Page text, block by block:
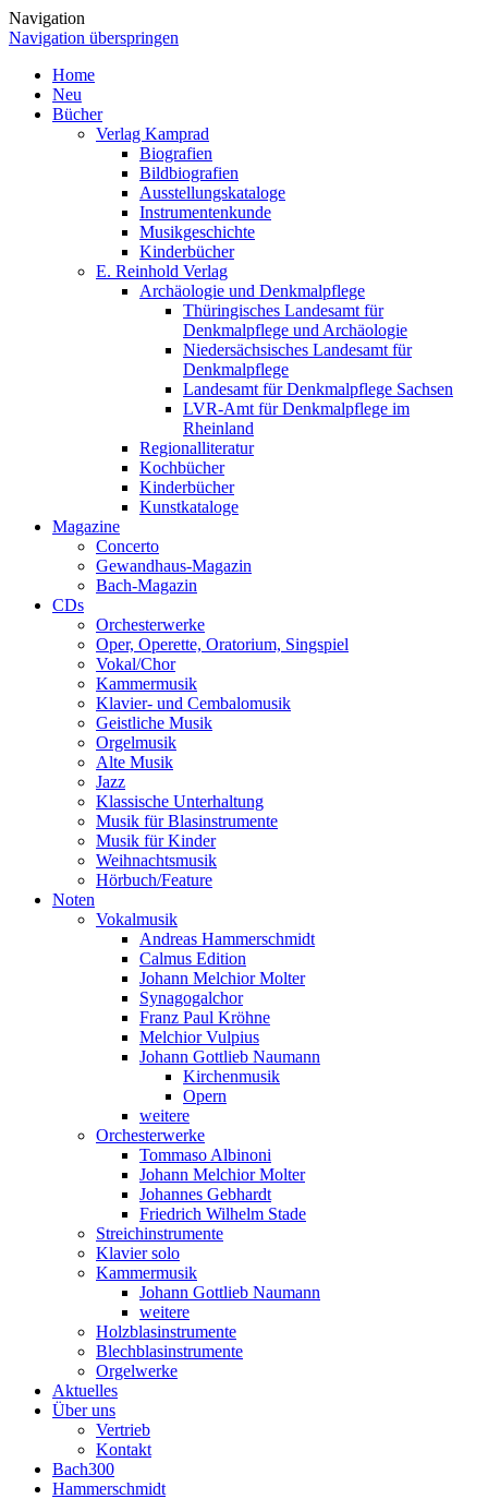
Navigation
Navigation überspringen
Home
Neu
Bücher
Verlag Kamprad
Biografien
Bildbiografien
Ausstellungskataloge
Instrumentenkunde
Musikgeschichte
Kinderbücher
E. Reinhold Verlag
Archäologie und Denkmalpflege
Thüringisches Landesamt für
Denkmalpflege und Archäologie
Niedersächsisches Landesamt für
Denkmalpflege
Landesamt für Denkmalpflege Sachsen
LVR-Amt für Denkmalpflege im
Rheinland
Regionalliteratur
Kochbücher
Kinderbücher
Kunstkataloge
Magazine
Concerto
Gewandhaus-Magazin
Bach-Magazin
CDs
Orchesterwerke
Oper, Operette, Oratorium, Singspiel
Vokal/Chor
Kammermusik
Klavier- und Cembalomusik
Geistliche Musik
Orgelmusik
Alte Musik
Jazz
Klassische Unterhaltung
Musik für Blasinstrumente
Musik für Kinder
Weihnachtsmusik
Hörbuch/Feature
Noten
Vokalmusik
Andreas Hammerschmidt
Calmus Edition
Johann Melchior Molter
Synagogalchor
Franz Paul Kröhne
Melchior Vulpius
Johann Gottlieb Naumann
Kirchenmusik
Opern
weitere
Orchesterwerke
Tommaso Albinoni
Johann Melchior Molter
Johannes Gebhardt
Friedrich Wilhelm Stade
Streichinstrumente
Klavier solo
Kammermusik
Johann Gottlieb Naumann
weitere
Holzblasinstrumente
Blechblasinstrumente
Orgelwerke
Aktuelles
Über uns
Vertrieb
Kontakt
Bach300
Hammerschmidt